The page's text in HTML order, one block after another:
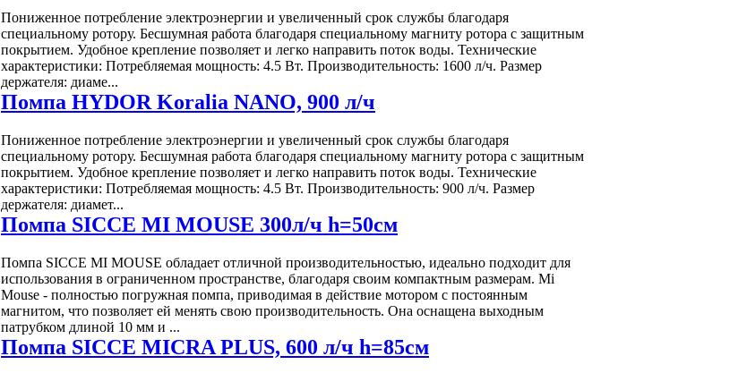
Пониженное потребление электроэнергии и увеличенный срок службы благодаря
специальному ротору. Бесшумная работа благодаря специальному магниту ротора с защитным
покрытием. Удобное крепление позволяет и легко направить поток воды. Технические
характеристики: Потребляемая мощность: 4.5 Вт. Производительность: 1600 л/ч. Размер
держателя: диаме...
Помпа HYDOR Koralia NANO, 900 л/ч
Пониженное потребление электроэнергии и увеличенный срок службы благодаря
специальному ротору. Бесшумная работа благодаря специальному магниту ротора с защитным
покрытием. Удобное крепление позволяет и легко направить поток воды. Технические
характеристики: Потребляемая мощность: 4.5 Вт. Производительность: 900 л/ч. Размер
держателя: диамет...
Помпа SICCE MI MOUSE 300л/ч h=50см
Помпа SICCE MI MOUSE обладает отличной производительностью, идеально подходит для
использования в ограниченном пространстве, благодаря своим компактным размерам. Mi
Mouse - полностью погружная помпа, приводимая в действие мотором с постоянным
магнитом, что позволяет ей менять свою производительность. Она оснащена выходным
патрубком длиной 10 мм и ...
Помпа SICCE MICRA PLUS, 600 л/ч h=85см